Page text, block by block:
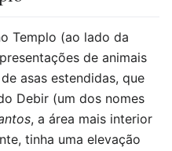
Templo (ao lado da
de animais
asas estendidas, que
Debir (um dos nomes
, a área mais interior
tinha uma elevação